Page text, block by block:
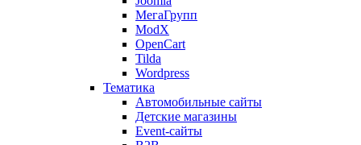
МегаГрупп
ModX
OpenCart
Tilda
Wordpress
Тематика
Автомобильные сайты
Детские магазины
Event-сайты